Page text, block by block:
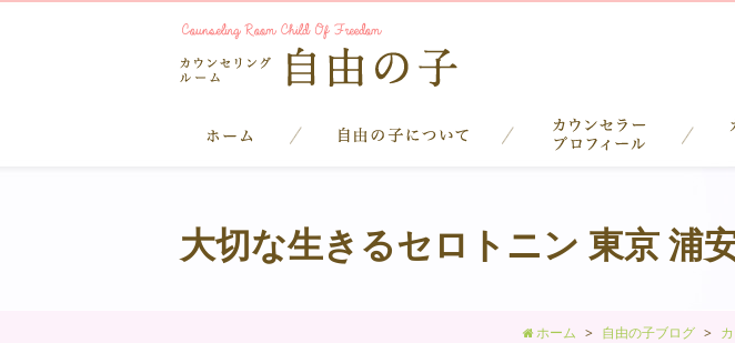
大切な生きるセロトニン 東京 浦
ホーム 自由の子ブログ